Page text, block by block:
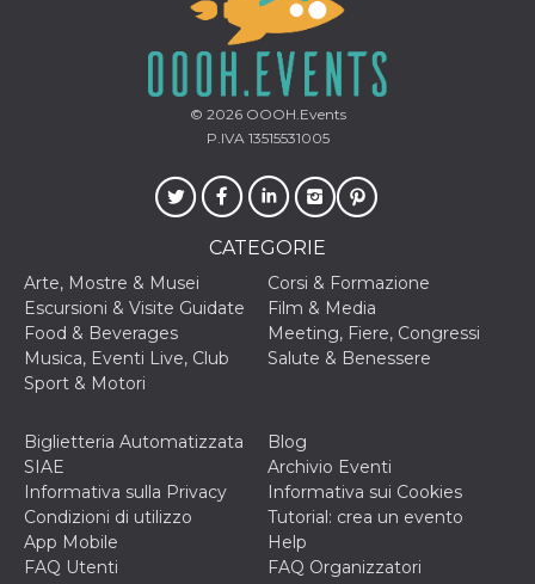
© 2026OOOH.Events
P.IVA 13515531005
CATEGORIE
Arte, Mostre & Musei
Corsi & Formazione
Escursioni & Visite Guidate
Film & Media
Food & Beverages
Meeting, Fiere, Congressi
Musica, Eventi Live, Club
Salute & Benessere
Sport & Motori
Biglietteria Automatizzata
SIAE
Blog
Archivio Eventi
Informativa sulla Privacy
Informativa sui Cookies
Condizioni di utilizzo
Tutorial: crea un evento
App Mobile
Help
FAQ Utenti
FAQ Organizzatori